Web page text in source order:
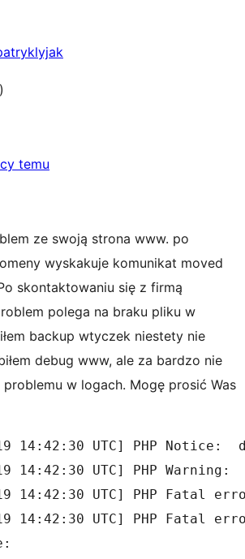
temu
ze swoją strona www. po
wyskakuje komunikat moved
skontaktowaniu się z firmą
polega na braku pliku w
backup wtyczek niestety nie
debug www, ale za bardzo nie
w logach. Mogę prosić Was
14:42:30 UTC] PHP
14:42:30 UTC] PHP
14:42:30 UTC] PHP Fatal
14:42:30 UTC] PHP Fatal